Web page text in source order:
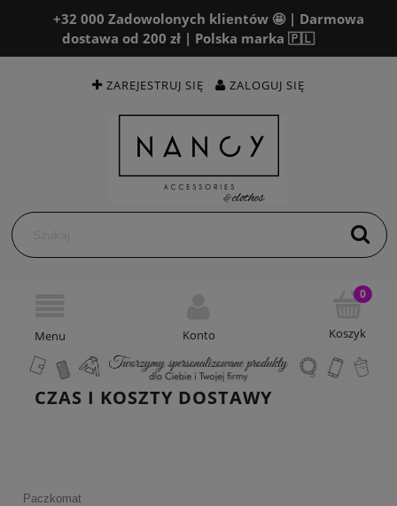
+32 000 Zadowolonych klientów 🤩 | Darmowa
dostawa od 200 zł | Polska marka 🇵🇱
ZAREJESTRUJ SIĘ ZALOGUJ SIĘ
CZAS I KOSZTY DOSTAWY
Paczkomat